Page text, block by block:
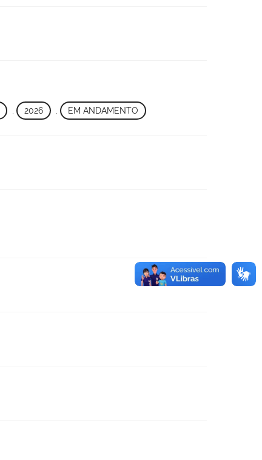
, 2026 EM ANDAMENTO